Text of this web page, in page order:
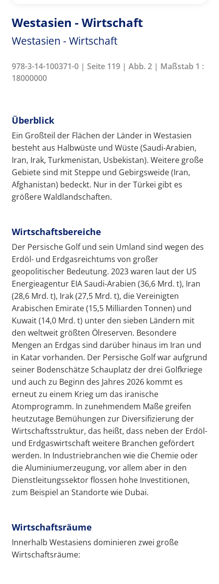
Westasien - Wirtschaft
Westasien - Wirtschaft
978-3-14-100371-0 | Seite 119 | Abb. 2 | Maßstab 1 :
18000000
Überblick
Ein Großteil der Flächen der Länder in Westasien
besteht aus Halbwüste und Wüste (Saudi-Arabien,
Iran, Irak, Turkmenistan, Usbekistan). Weitere große
Gebiete sind mit Steppe und Gebirgsweide (Iran,
Afghanistan) bedeckt. Nur in der Türkei gibt es
größere Waldlandschaften.
Wirtschaftsbereiche
Der Persische Golf und sein Umland sind wegen des
Erdöl- und Erdgasreichtums von großer
geopolitischer Bedeutung. 2023 waren laut der US
Energieagentur EIA Saudi-Arabien (36,6 Mrd. t), Iran
(28,6 Mrd. t), Irak (27,5 Mrd. t), die Vereinigten
Arabischen Emirate (15,5 Milliarden Tonnen) und
Kuwait (14,0 Mrd. t) unter den sieben Ländern mit
den weltweit größten Ölreserven. Besondere
Mengen an Erdgas sind darüber hinaus im Iran und
in Katar vorhanden. Der Persische Golf war aufgrund
seiner Bodenschätze Schauplatz der drei Golfkriege
und auch zu Beginn des Jahres 2026 kommt es
erneut zu einem Krieg um das iranische
Atomprogramm. In zunehmendem Maße greifen
heutzutage Bemühungen zur Diversifizierung der
Wirtschaftsstruktur, das heißt, dass neben der Erdöl-
und Erdgaswirtschaft weitere Branchen gefördert
werden. In Industriebranchen wie die Chemie oder
die Aluminiumerzeugung, vor allem aber in den
Dienstleitungssektor flossen hohe Investitionen,
zum Beispiel an Standorte wie Dubai.
Wirtschaftsräume
Innerhalb Westasiens dominieren zwei große
Wirtschaftsräume: